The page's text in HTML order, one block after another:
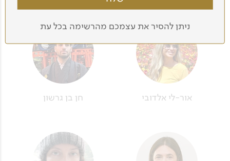
אור-לי אלדובי חן בן גרשון
ניתן להסיר את עצמכם מהרשימה בכל עת